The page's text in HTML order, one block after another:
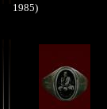
1985)